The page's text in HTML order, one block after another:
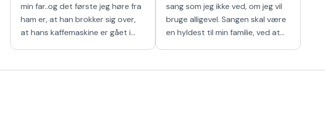
min far..og det første jeg høre fra
ham er, at han brokker sig over,
at hans kaffemaskine er gået i
sang som jeg ikke ved, om jeg vil
bruge alligevel. Sangen skal være
en hyldest til min familie, ved at